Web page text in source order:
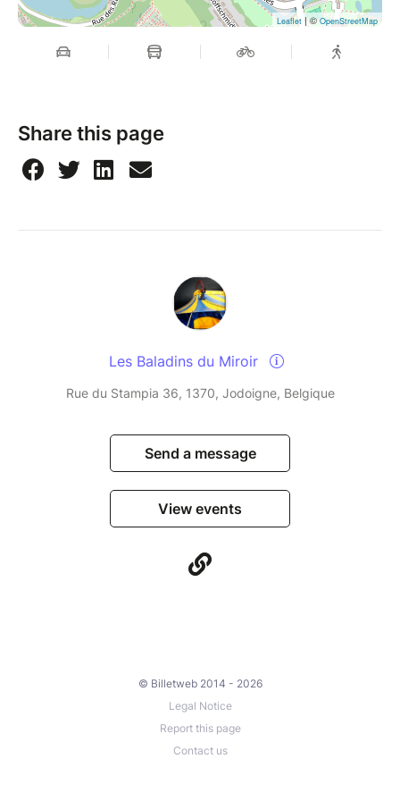
Mise en scène : Geneviève Knoops
Avec le soutien du Centre Culturel de Habay et de la
Leaflet | ©OpenStreetMap
Share this page
Les Baladins du Miroir
Rue du Stampia 36, 1370, Jodoigne, Belgique
Send a message
View events
© Billetweb 2014 - 2026
Legal Notice
Report this page
Contact us